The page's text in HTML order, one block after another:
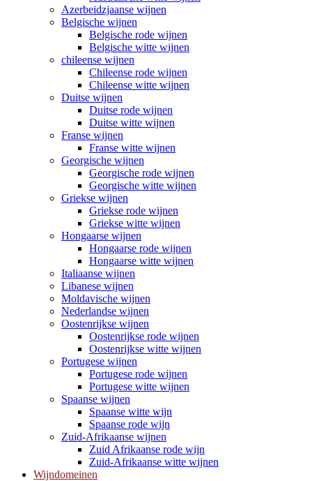
Azerbeidzjaanse wijnen
Belgische wijnen
Belgische rode wijnen
Belgische witte wijnen
chileense wijnen
Chileense rode wijnen
Chileense witte wijnen
Duitse wijnen
Duitse rode wijnen
Duitse witte wijnen
Franse wijnen
Franse witte wijnen
Georgische wijnen
Georgische rode wijnen
Georgische witte wijnen
Griekse wijnen
Griekse rode wijnen
Griekse witte wijnen
Hongaarse wijnen
Hongaarse rode wijnen
Hongaarse witte wijnen
Italiaanse wijnen
Libanese wijnen
Moldavische wijnen
Nederlandse wijnen
Oostenrijkse wijnen
Oostenrijkse rode wijnen
Oostenrijkse witte wijnen
Portugese wijnen
Portugese rode wijnen
Portugese witte wijnen
Spaanse wijnen
Spaanse witte wijn
Spaanse rode wijn
Zuid-Afrikaanse wijnen
Zuid Afrikaanse rode wijn
Zuid-Afrikaanse witte wijnen
Wijndomeinen